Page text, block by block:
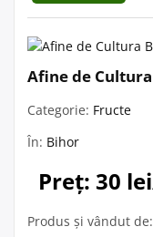
Afine de
Categorie: Fructe
În: Bihor
Preț: 30
Produs și vândut de: